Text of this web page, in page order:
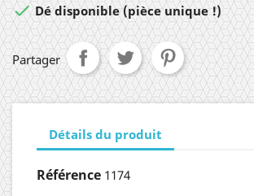
Dé disponible (pièce unique !)
Partager
Détails du produit
Référence 1174